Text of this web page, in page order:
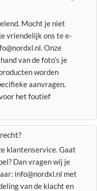
Mocht je niet
vriendelijk ons te e-
Onze
van de foto’s je
worden
aanvragen.
het foutief
klantenservice. Gaat
Dan vragen wij je
info@nordxl.nl met
van de klacht en